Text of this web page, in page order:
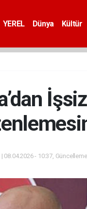
YEREL Dünya Kültür
08.04.2026 - 10:37,